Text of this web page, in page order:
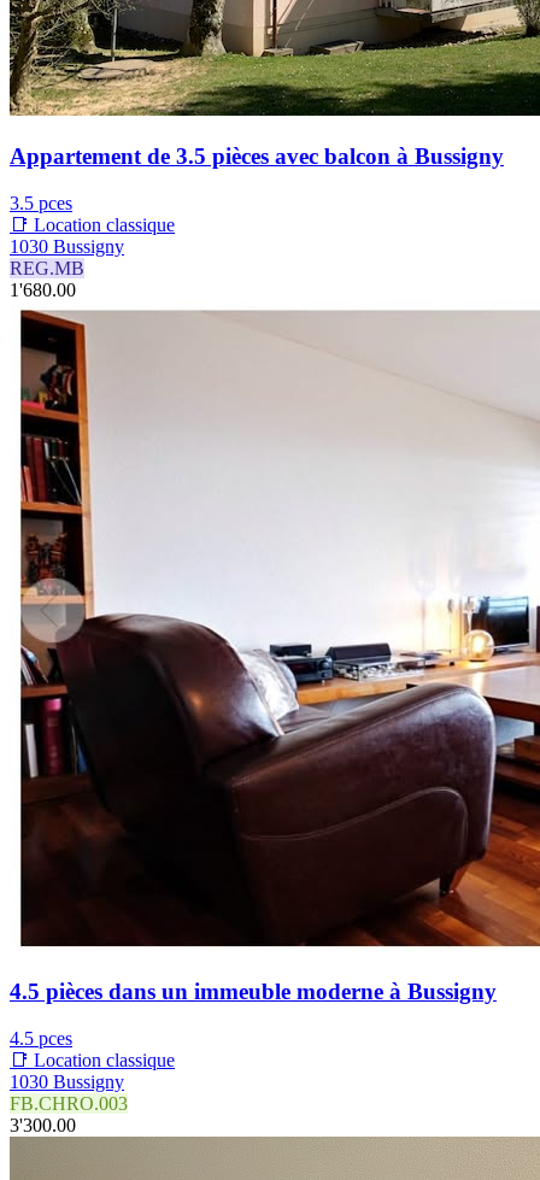
Appartement de 3.5 pièces avec balcon à Bussigny
3.5 pces
📑 Location classique
1030 Bussigny
REG.MB
1'680.00
4.5 pièces dans un immeuble moderne à Bussigny
4.5 pces
📑 Location classique
1030 Bussigny
FB.CHRO.003
3'300.00